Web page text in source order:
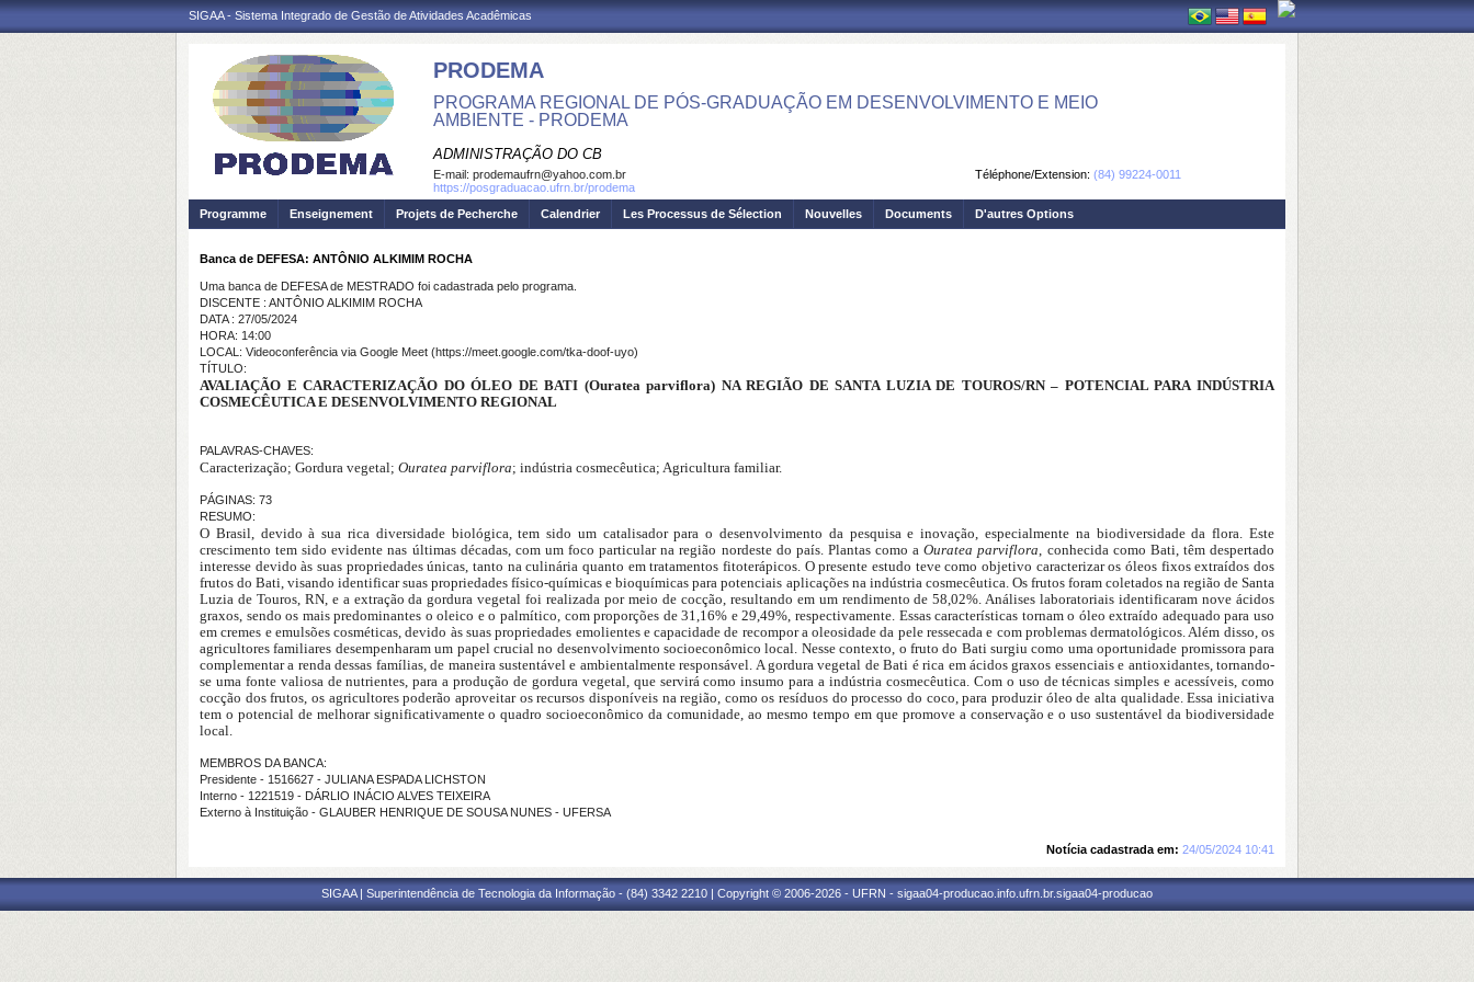
SIGAA - Sistema Integrado de Gestão de Atividades Acadêmicas
PRODEMA
PROGRAMA REGIONAL DE PÓS-GRADUAÇÃO EM DESENVOLVIMENTO E MEIO
AMBIENTE - PRODEMA
ADMINISTRAÇÃO DO CB
Téléphone/Extension: (84) 99224-0011
E-mail: prodemaufrn@yahoo.com.br
https://posgraduacao.ufrn.br/prodema
Programme
Enseignement Projets de Pecherche Calendrier Les Processus de Sélection Nouvelles Documents D'autres Options
Banca de DEFESA: ANTÔNIO ALKIMIM ROCHA
Uma banca de DEFESA de MESTRADO foi cadastrada pelo programa.
DISCENTE : ANTÔNIO ALKIMIM ROCHA
DATA : 27/05/2024
HORA: 14:00
LOCAL: Videoconferência via Google Meet (https://meet.google.com/tka-doof-uyo)
TÍTULO:
AVALIAÇÃO E CARACTERIZAÇÃO DO ÓLEO DE BATI (Ouratea parviflora) NA REGIÃO DE SANTA LUZIA DE TOUROS/RN – POTENCIAL PARA INDÚSTRIA
COSMECÊUTICA E DESENVOLVIMENTO REGIONAL
PALAVRAS-CHAVES:
Caracterização; Gordura vegetal; Ouratea parviflora; indústria cosmecêutica; Agricultura familiar.
PÁGINAS: 73
RESUMO:
O Brasil, devido à sua rica diversidade biológica, tem sido um catalisador para o desenvolvimento da pesquisa e inovação, especialmente na biodiversidade da flora. Este
crescimento tem sido evidente nas últimas décadas, com um foco particular na região nordeste do país. Plantas como aOuratea parviflora, conhecida como Bati, têm despertado
interesse devido às suas propriedades únicas, tanto na culinária quanto em tratamentos fitoterápicos. O presente estudo teve como objetivo caracterizar os óleos fixos extraídos dos
frutos do Bati, visando identificar suas propriedades físico-químicas e bioquímicas para potenciais aplicações na indústria cosmecêutica. Os frutos foram coletados na região de Santa
Luzia de Touros, RN, e a extração da gordura vegetal foi realizada por meio de cocção, resultando em um rendimento de 58,02%. Análises laboratoriais identificaram nove ácidos
graxos, sendo os mais predominantes o oleico e o palmítico, com proporções de 31,16% e 29,49%, respectivamente. Essas características tornam o óleo extraído adequado para uso
em cremes e emulsões cosméticas, devido às suas propriedades emolientes e capacidade de recompor a oleosidade da pele ressecada e com problemas dermatológicos. Além disso, os
agricultores familiares desempenharam um papel crucial no desenvolvimento socioeconômico local. Nesse contexto, o fruto do Bati surgiu como uma oportunidade promissora para
complementar a renda dessas famílias, de maneira sustentável e ambientalmente responsável. A gordura vegetal de Bati é rica em ácidos graxos essenciais e antioxidantes, tornando-
se uma fonte valiosa de nutrientes, para a produção de gordura vegetal, que servirá como insumo para a indústria cosmecêutica. Com o uso de técnicas simples e acessíveis, como
cocção dos frutos, os agricultores poderão aproveitar os recursos disponíveis na região, como os resíduos do processo do coco, para produzir óleo de alta qualidade. Essa iniciativa
tem o potencial de melhorar significativamente o quadro socioeconômico da comunidade, ao mesmo tempo em que promove a conservação e o uso sustentável da biodiversidade
local.
MEMBROS DA BANCA:
Presidente - 1516627 - JULIANA ESPADA LICHSTON
Interno - 1221519 - DÁRLIO INÁCIO ALVES TEIXEIRA
Externo à Instituição - GLAUBER HENRIQUE DE SOUSA NUNES - UFERSA
Notícia cadastrada em: 24/05/2024 10:41
SIGAA | Superintendência de Tecnologia da Informação - (84) 3342 2210 | Copyright © 2006-2026 - UFRN - sigaa04-producao.info.ufrn.br.sigaa04-producao